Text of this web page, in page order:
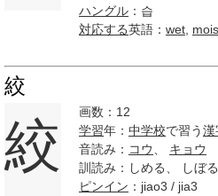
ハングル ：습
対応する英語： wet
絞
絞
画数：12
学習年： 中学校で習う漢
音読み： コウ
キョウ
訓読み：しめる、 しぼ
ピンイン ：jiao3 / jia3